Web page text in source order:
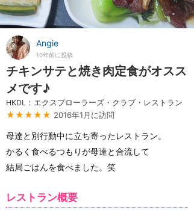
Angie
10年前に投稿
チキンサテと焼き肉定食がオスス
メです♪
HKDL：エクスプローラーズ・クラブ・レストラン
★★★★★ 2016年1月に訪問
母達と別行動中に立ち寄ったレストラン。
かるく食べるつもりが母達と合流して
結局ごはんを食べました。笑
レストラン概要